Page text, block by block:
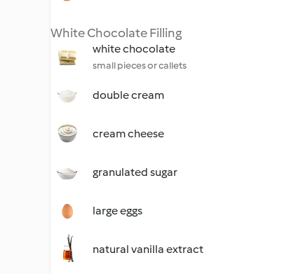
White Chocolate Filling
white chocolate
small pieces or callets
double cream
cream cheese
granulated sugar
large eggs
natural vanilla extract